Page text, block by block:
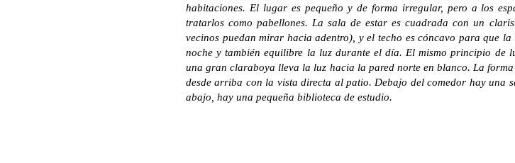
habitaciones. El lugar es pequeño y de forma irregular, pero a los
tratarlos como pabellones. La sala de estar es cuadrada con un
vecinos puedan mirar hacia adentro), y el techo es cóncavo para que
noche y también equilibre la luz durante el día. El mismo principio de
una gran claraboya lleva la luz hacia la pared norte en blanco. La
desde arriba con la vista directa al patio. Debajo del comedor hay una
abajo, hay una pequeña biblioteca de estudio.